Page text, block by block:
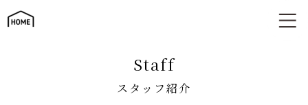
スタッフ紹介
staff
スタッフ紹介